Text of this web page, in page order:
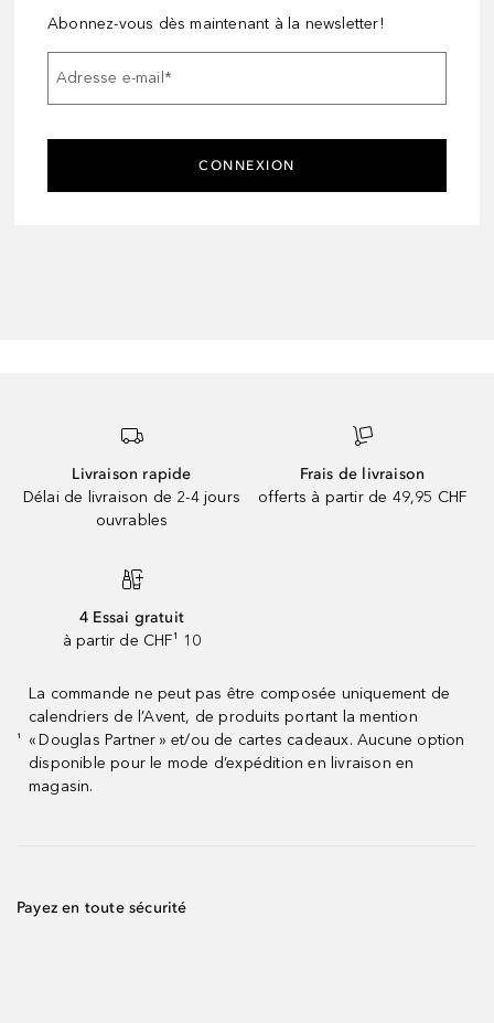
Abonnez-vous dès maintenant à la newsletter!
Adresse e-mail*
CONNEXION
Livraison rapide
Délai de livraison de 2-4 jours
ouvrables
Frais de livraison
offerts à partir de 49,95 CHF
4 Essai gratuit
à partir de CHF¹ 10
¹
La commande ne peut pas être composée uniquement de
calendriers de l’Avent, de produits portant la mention
« Douglas Partner » et/ou de cartes cadeaux. Aucune option
disponible pour le mode d’expédition en livraison en
magasin.
Payez en toute sécurité